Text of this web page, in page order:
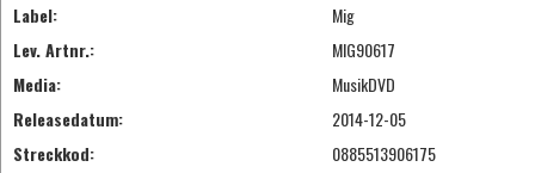
Label:
Mig
Lev. Artnr.:
MIG90617
Media:
MusikDVD
Releasedatum:
2014-12-05
Streckkod:
0885513906175